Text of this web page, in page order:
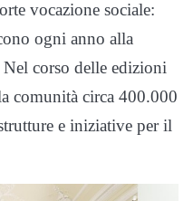
vocazione sociale:
ogni anno alla
corso delle edizioni
comunità circa 400.000
e iniziative per il